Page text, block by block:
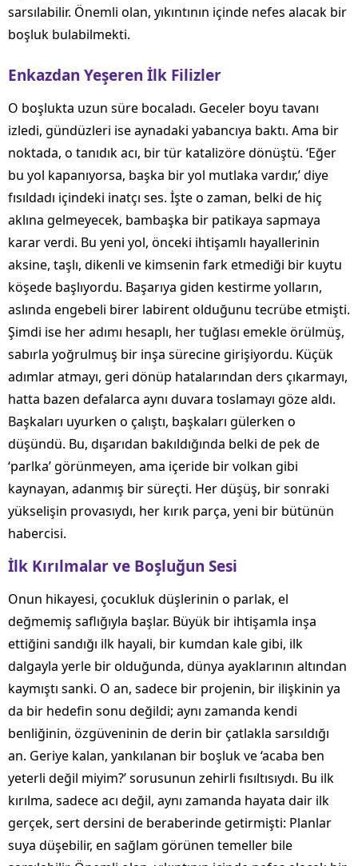
sarsılabilir. Önemli olan, yıkıntının içinde nefes alacak bir
boşluk bulabilmekti.
Enkazdan Yeşeren İlk Filizler
O boşlukta uzun süre bocaladı. Geceler boyu tavanı
izledi, gündüzleri ise aynadaki yabancıya baktı. Ama bir
noktada, o tanıdık acı, bir tür katalizöre dönüştü. ‘Eğer
bu yol kapanıyorsa, başka bir yol mutlaka vardır,’ diye
fısıldadı içindeki inatçı ses. İşte o zaman, belki de hiç
aklına gelmeyecek, bambaşka bir patikaya sapmaya
karar verdi. Bu yeni yol, önceki ihtişamlı hayallerinin
aksine, taşlı, dikenli ve kimsenin fark etmediği bir kuytu
köşede başlıyordu. Başarıya giden kestirme yolların,
aslında engebeli birer labirent olduğunu tecrübe etmişti.
Şimdi ise her adımı hesaplı, her tuğlası emekle örülmüş,
sabırla yoğrulmuş bir inşa sürecine girişiyordu. Küçük
adımlar atmayı, geri dönüp hatalarından ders çıkarmayı,
hatta bazen defalarca aynı duvara toslamayı göze aldı.
Başkaları uyurken o çalıştı, başkaları gülerken o
düşündü. Bu, dışarıdan bakıldığında belki de pek de
‘parlka’ görünmeyen, ama içeride bir volkan gibi
kaynayan, adanmış bir süreçti. Her düşüş, bir sonraki
yükselişin provasıydı, her kırık parça, yeni bir bütünün
habercisi.
İlk Kırılmalar ve Boşluğun Sesi
Onun hikayesi, çocukluk düşlerinin o parlak, el
değmemiş saflığıyla başlar. Büyük bir ihtişamla inşa
ettiğini sandığı ilk hayali, bir kumdan kale gibi, ilk
dalgayla yerle bir olduğunda, dünya ayaklarının altından
kaymıştı sanki. O an, sadece bir projenin, bir ilişkinin ya
da bir hedefin sonu değildi; aynı zamanda kendi
benliğinin, özgüveninin de derin bir çatlakla sarsıldığı
an. Geriye kalan, yankılanan bir boşluk ve ‘acaba ben
yeterli değil miyim?’ sorusunun zehirli fısıltısıydı. Bu ilk
kırılma, sadece acı değil, aynı zamanda hayata dair ilk
gerçek, sert dersini de beraberinde getirmişti: Planlar
suya düşebilir, en sağlam görünen temeller bile